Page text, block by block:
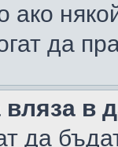
ако
да
вляза в
да